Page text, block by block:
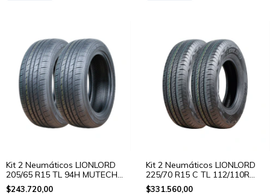
Kit 2 Neumáticos LIONLORD
205/65 R15 TL 94H MUTECH
H01
$243.720,00
Kit 2 Neumáticos LIONLORD
225/70 R15 C TL 112/110R
VANSTAR C01
$331.560,00